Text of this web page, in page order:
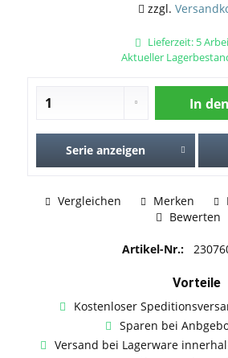
zzgl.
Lieferzeit: 5
Aktueller
In den
Serie anzeigen
Vergleichen Merken
Bewerten
Artikel-Nr.:
Vorteile
Kostenloser
Sparen bei
Versand bei Lagerware